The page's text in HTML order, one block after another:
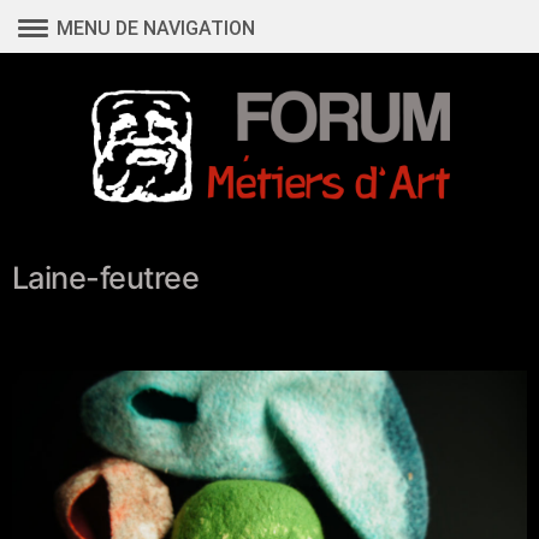
contenu
MENU DE NAVIGATION
Laine-feutree